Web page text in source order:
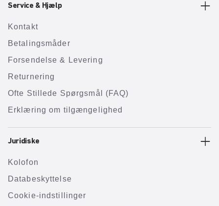
Service & Hjælp
Kontakt
Betalingsmåder
Forsendelse & Levering
Returnering
Ofte Stillede Spørgsmål (FAQ)
Erklæring om tilgængelighed
Juridiske
Kolofon
Databeskyttelse
Cookie-indstillinger